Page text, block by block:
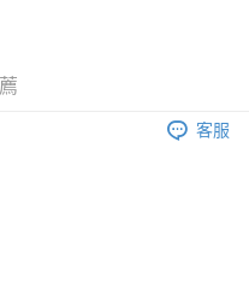
天到店，7天內取。逾期後
客服